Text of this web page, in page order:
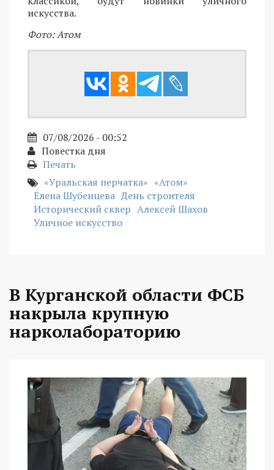
искусства.
Фото: Атом
07/08/2026 - 00:52
Повестка дня
Печать
«Уральская перчатка» «Атом»
Елена Шубенцева День строителя
Исторический сквер Алексей Шахов
Уличное искусство
В Курганской области ФСБ
накрыла крупную
нарколабораторию